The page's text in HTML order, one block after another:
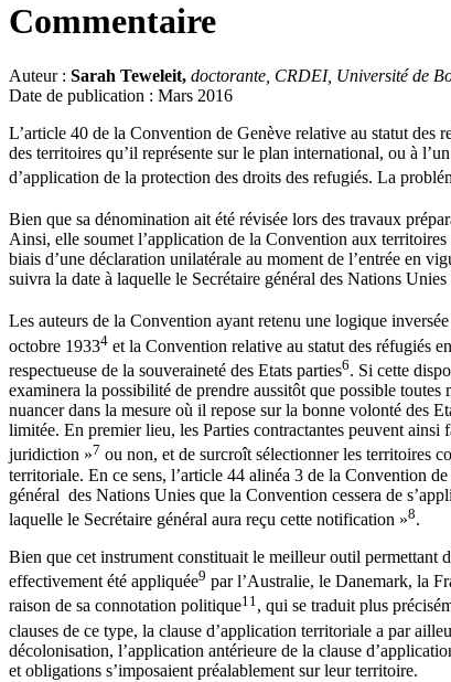
Commentaire
Auteur : Sarah Teweleit, doctorante, CRDEI, Université de
Date de publication : Mars 2016
L’article 40 de la Convention de Genève relative au statut des
des territoires qu’il représente sur le plan international, ou à
d’application de la protection des droits des refugiés. La
Bien que sa dénomination ait été révisée lors des travaux
Ainsi, elle soumet l’application de la Convention aux
biais d’une déclaration unilatérale au moment de l’entrée en
suivra la date à laquelle le Secrétaire général des Nations
Les auteurs de la Convention ayant retenu une logique
octobre 19334 et la Convention relative au statut des réfugiés
respectueuse de la souveraineté des Etats parties6. Si cette
examinera la possibilité de prendre aussitôt que possible
nuancer dans la mesure où il repose sur la bonne volonté des
limitée. En premier lieu, les Parties contractantes peuvent
juridiction »7 ou non, et de surcroît sélectionner les territoires
territoriale. En ce sens, l’article 44 alinéa 3 de la Convention
général des Nations Unies que la Convention cessera de
laquelle le Secrétaire général aura reçu cette notification »8.
Bien que cet instrument constituait le meilleur outil permettant
effectivement été appliquée9 par l’Australie, le Danemark, la
raison de sa connotation politique11 , qui se traduit plus
clauses de ce type, la clause d’application territoriale a par
décolonisation, l’application antérieure de la clause
et obligations s’imposaient préalablement sur leur territoire.